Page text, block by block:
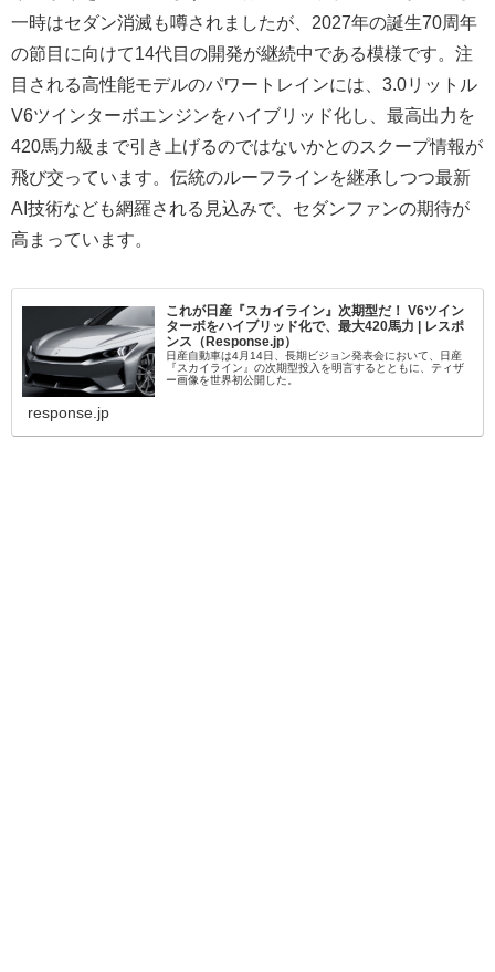
一時はセダン消滅も噂されましたが、2027年の誕生70周年
の節目に向けて14代目の開発が継続中である模様です。注
目される高性能モデルのパワートレインには、3.0リットル
V6ツインターボエンジンをハイブリッド化し、最高出力を
420馬力級まで引き上げるのではないかとのスクープ情報が
飛び交っています。伝統のルーフラインを継承しつつ最新
AI技術なども網羅される見込みで、セダンファンの期待が
高まっています。
これが日産『スカイライン』次期型だ！ V6ツイン
ターボをハイブリッド化で、最大420馬力 | レスポ
ンス（Response.jp）
日産自動車は4月14日、長期ビジョン発表会において、日産
『スカイライン』の次期型投入を明言するとともに、ティザ
ー画像を世界初公開した。
response.jp